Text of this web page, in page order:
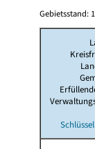
Gebietsstand: